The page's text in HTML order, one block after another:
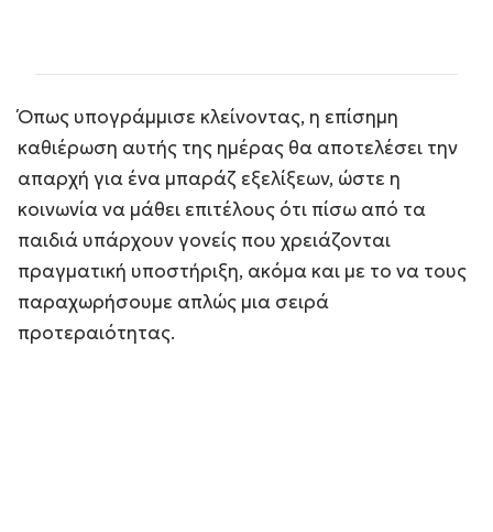
Όπως υπογράμμισε κλείνοντας, η επίσημη
καθιέρωση αυτής της ημέρας θα αποτελέσει την
απαρχή για ένα μπαράζ εξελίξεων, ώστε η
κοινωνία να μάθει επιτέλους ότι πίσω από τα
παιδιά υπάρχουν γονείς που χρειάζονται
πραγματική υποστήριξη, ακόμα και με το να τους
παραχωρήσουμε απλώς μια σειρά
προτεραιότητας.